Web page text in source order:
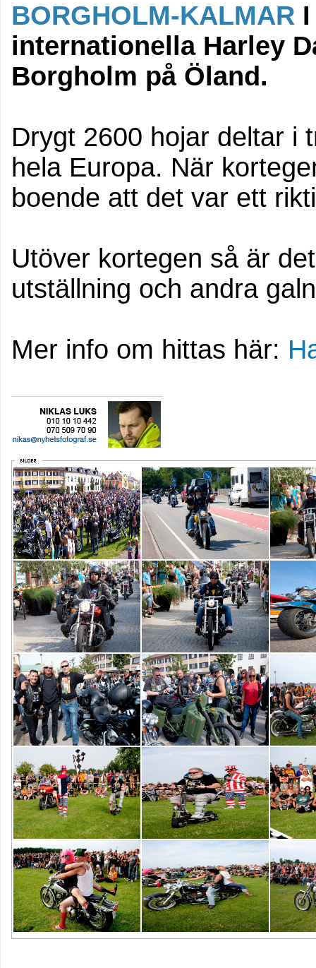
BORGHOLM-KALMAR
internationella Harley
Borgholm på Öland.
Drygt 2600 hojar deltar i
hela Europa. När
boende att det var ett
Utöver kortegen så är
utställning och andra
Mer info om hittas här: